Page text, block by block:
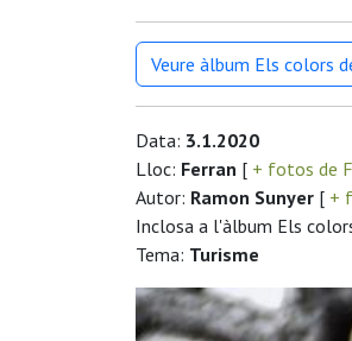
Veure àlbum Els colors
Data: 3.1.2020
Lloc: Ferran [ + fotos de
Autor: Ramon Sunyer [ +
Inclosa a l'àlbum Els
Tema: Turisme